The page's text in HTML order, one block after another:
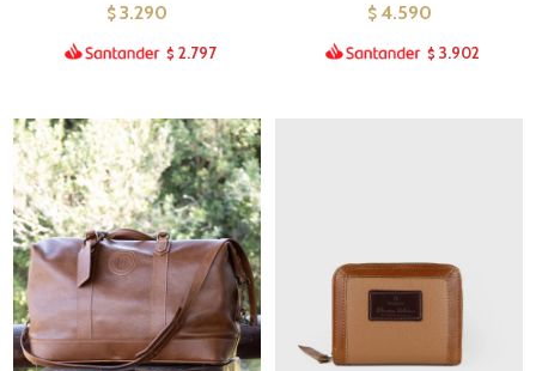
$ 3.290
$ 2.797
$ 4.590
$ 3.902